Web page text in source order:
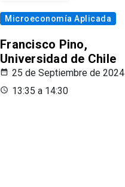
Microeconomía Aplicada
Francisco Pino,
Universidad de Chile
25 de Septiembre de 2024
13:35 a 14:30